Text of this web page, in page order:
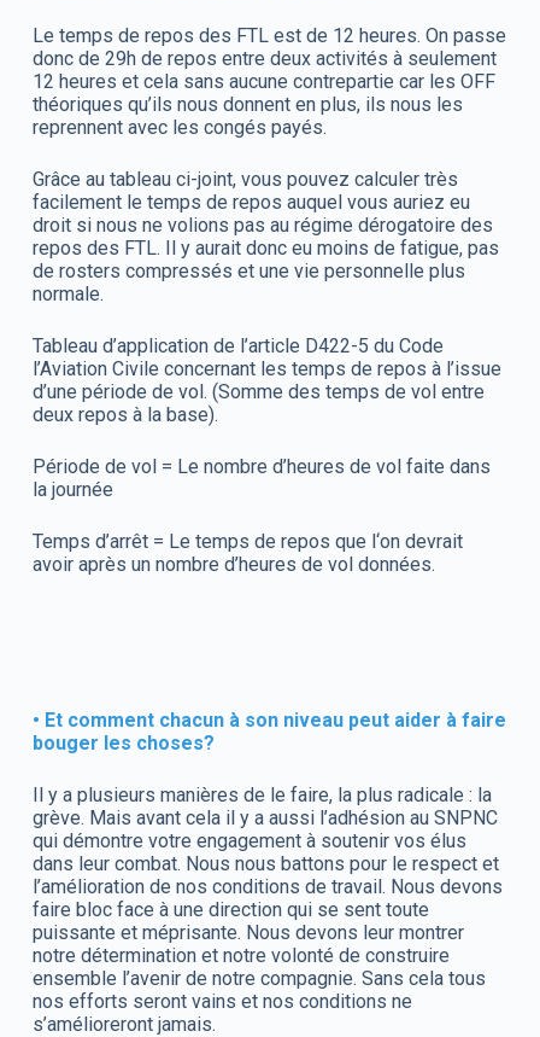
Le temps de repos des FTL est de 12 heures. On passe
donc de 29h de repos entre deux activités à seulement
12 heures et cela sans aucune contrepartie car les OFF
théoriques qu’ils nous donnent en plus, ils nous les
reprennent avec les congés payés.
Grâce au tableau ci-joint, vous pouvez calculer très
facilement le temps de repos auquel vous auriez eu
droit si nous ne volions pas au régime dérogatoire des
repos des FTL. Il y aurait donc eu moins de fatigue, pas
de rosters compressés et une vie personnelle plus
normale.
Tableau d’application de l’article D422-5 du Code
l’Aviation Civile concernant les temps de repos à l’issue
d’une période de vol. (Somme des temps de vol entre
deux repos à la base).
Période de vol = Le nombre d’heures de vol faite dans
la journée
Temps d’arrêt = Le temps de repos que l‘on devrait
avoir après un nombre d’heures de vol données.
• Et comment chacun à son niveau peut aider à faire
bouger les choses?
Il y a plusieurs manières de le faire, la plus radicale : la
grève. Mais avant cela il y a aussi l’adhésion au SNPNC
qui démontre votre engagement à soutenir vos élus
dans leur combat. Nous nous battons pour le respect et
l’amélioration de nos conditions de travail. Nous devons
faire bloc face à une direction qui se sent toute
puissante et méprisante. Nous devons leur montrer
notre détermination et notre volonté de construire
ensemble l’avenir de notre compagnie. Sans cela tous
nos efforts seront vains et nos conditions ne
s’amélioreront jamais.